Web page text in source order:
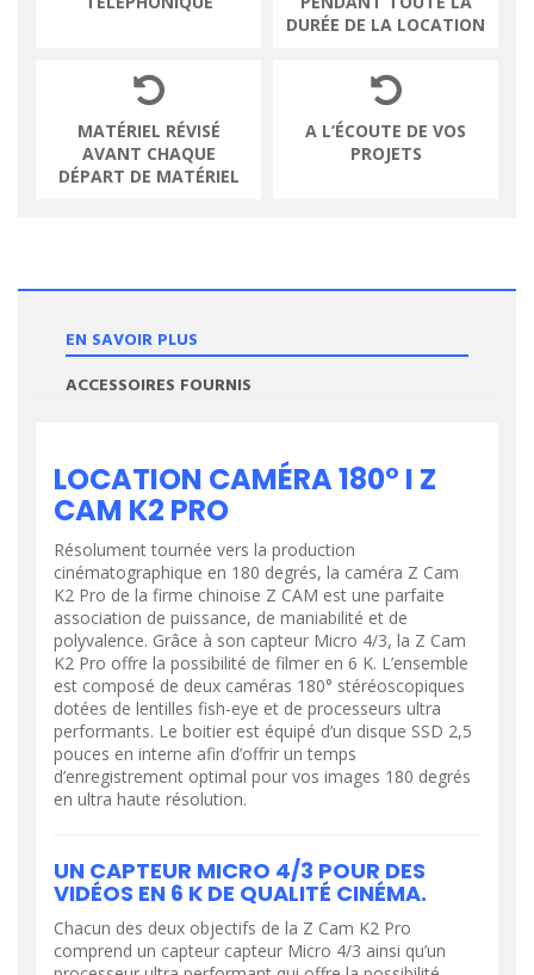
DURÉE DE LA LOCATION
MATÉRIEL RÉVISÉ
AVANT CHAQUE
DÉPART DE MATÉRIEL
A L’ÉCOUTE DE VOS
PROJETS
EN SAVOIR PLUS
ACCESSOIRES FOURNIS
LOCATION CAMÉRA 180° I Z
CAM K2 PRO
Résolument tournée vers la production
cinématographique en 180 degrés, la caméra Z Cam
K2 Pro de la firme chinoise Z CAM est une parfaite
association de puissance, de maniabilité et de
polyvalence. Grâce à son capteur Micro 4/3, la Z Cam
K2 Pro offre la possibilité de filmer en 6 K. L’ensemble
est composé de deux caméras 180° stéréoscopiques
dotées de lentilles fish-eye et de processeurs ultra
performants. Le boitier est équipé d’un disque SSD 2,5
pouces en interne afin d’offrir un temps
d’enregistrement optimal pour vos images 180 degrés
en ultra haute résolution.
UN CAPTEUR MICRO 4/3 POUR DES
VIDÉOS EN 6 K DE QUALITÉ CINÉMA.
Chacun des deux objectifs de la Z Cam K2 Pro
comprend un capteur capteur Micro 4/3 ainsi qu’un